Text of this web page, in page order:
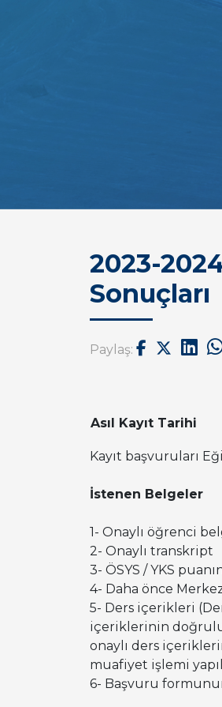
2023-
Sonuçları
Paylaş:
Asıl Kayıt Tarihi
Kayıt başvuruları
İstenen Belgeler
1- Onaylı öğrenci
2- Onaylı transkript
3- ÖSYS / YKS
4- Daha önce
5- Ders içerikleri
içeriklerinin
onaylı ders
muafiyet işlemi
6- Başvuru formunun